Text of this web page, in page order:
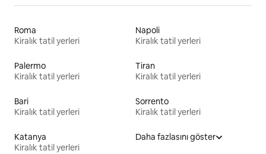
Roma
Kiralık tatil yerleri
Napoli
Kiralık tatil yerleri
Palermo
Kiralık tatil yerleri
Tiran
Kiralık tatil yerleri
Bari
Kiralık tatil yerleri
Sorrento
Kiralık tatil yerleri
Katanya
Kiralık tatil yerleri
Daha fazlasını göster